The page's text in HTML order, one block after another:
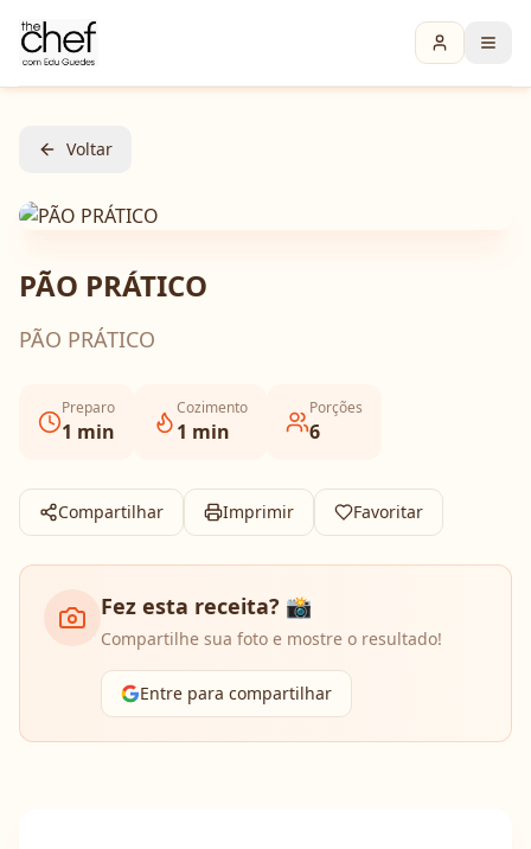
Voltar
PÃO PRÁTICO
PÃO PRÁTICO
Preparo
1 min
Cozimento
1 min
Porções
6
Compartilhar Imprimir Favoritar
Fez esta receita? 📸
Compartilhe sua foto e mostre o resultado!
Entre para compartilhar